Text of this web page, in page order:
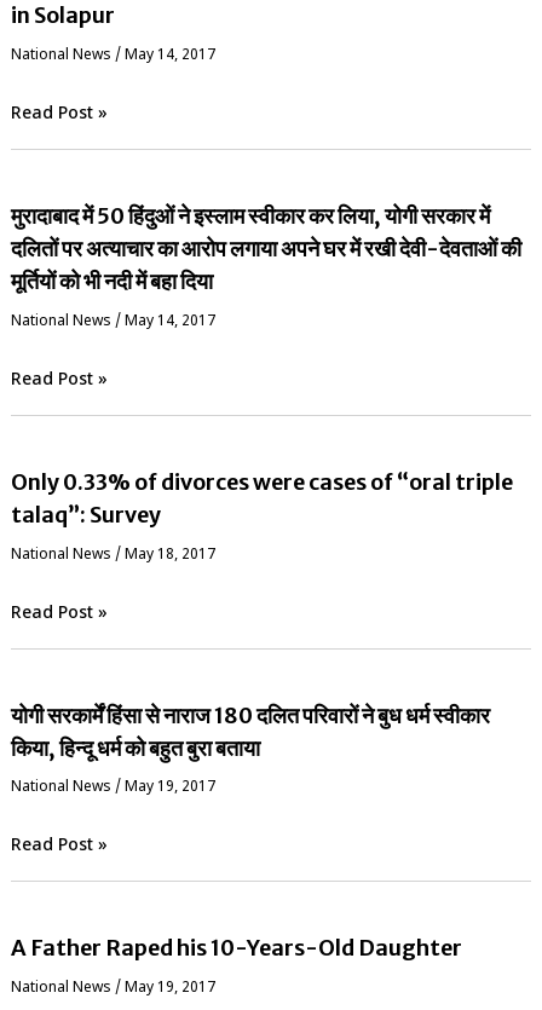
in Solapur
National News / May 14, 2017
Read Post »
मुरादाबाद में 50 हिंदुओं ने इस्लाम स्वीकार कर लिया, योगी सरकार में
दलितों पर अत्याचार का आरोप लगाया अपने घर में रखी देवी-देवताओं की
मूर्तियों को भी नदी में बहा दिया
National News / May 14, 2017
Read Post »
Only 0.33% of divorces were cases of “oral triple
talaq”: Survey
National News /May 18, 2017
Read Post »
योगी सरकार्में हिंसा से नाराज 180 दलित परिवारों ने बुध धर्म स्वीकार
किया, हिन्दू धर्म को बहुत बुरा बताया
National News / May 19, 2017
Read Post »
A Father Raped his 10-Years-Old Daughter
National News / May 19, 2017